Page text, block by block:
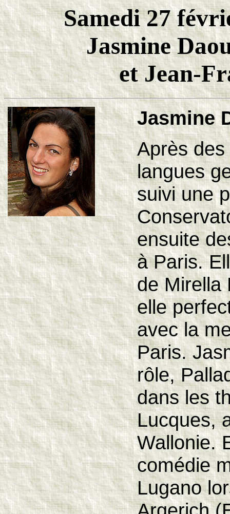
Samedi 27
Jasmine
et Jean-
Jasmine
Après
langues
suivi une
ensuite
à Paris.
de Mirella
elle
avec la
Paris.
rôle,
dans les
Lucques,
Wallonie.
comédie
Lugano